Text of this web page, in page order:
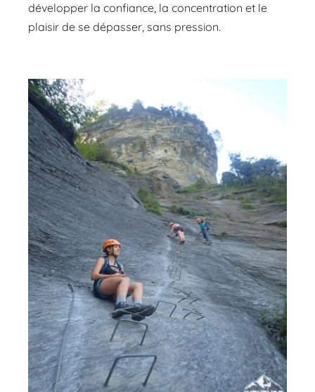
développer la confiance, la concentration et le
plaisir de se dépasser, sans pression.